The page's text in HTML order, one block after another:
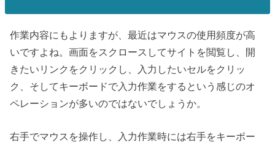
作業内容にもよりますが、最近はマウスの使用頻度が高
いですよね。画面をスクロースしてサイトを閲覧し、開
きたいリンクをクリックし、入力したいセルをクリッ
ク、そしてキーボードで入力作業をするという感じのオ
ペレーションが多いのではないでしょうか。
右手でマウスを操作し、入力作業時には右手をキーボー